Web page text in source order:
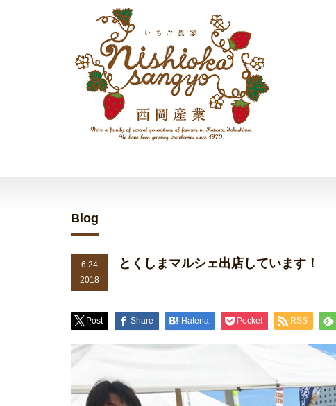
Blog
6.24
2018
とくしまマルシェ出店しています！
Post Share Hatena Pocket RSS